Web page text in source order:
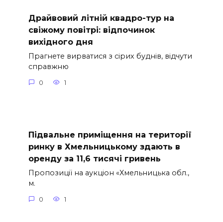
Драйвовий літній квадро-тур на
свіжому повітрі: відпочинок
вихідного дня
Прагнете вирватися з сірих буднів, відчути
справжню
0 1
Підвальне приміщення на території
ринку в Хмельницькому здають в
оренду за 11,6 тисячі гривень
Пропозиції на аукціон «Хмельницька обл.,
м.
0 1